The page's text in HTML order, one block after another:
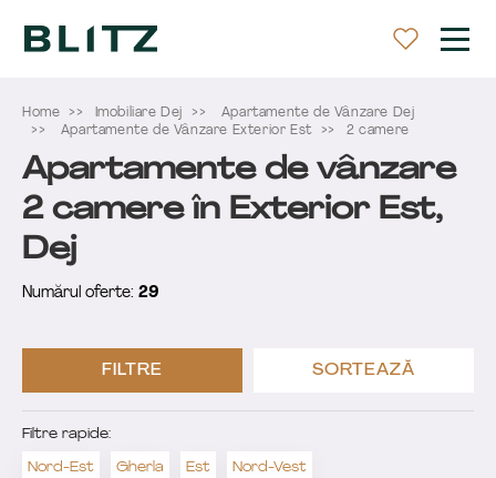
Home Imobiliare Dej
Apartamente de Vânzare Dej
Apartamente de Vânzare Exterior Est
2 camere
Apartamente de vânzare
2 camere în Exterior Est,
Dej
Numărul oferte: 29
FILTRE SORTEAZĂ
Filtre rapide:
Nord-Est Gherla Est Nord-Vest